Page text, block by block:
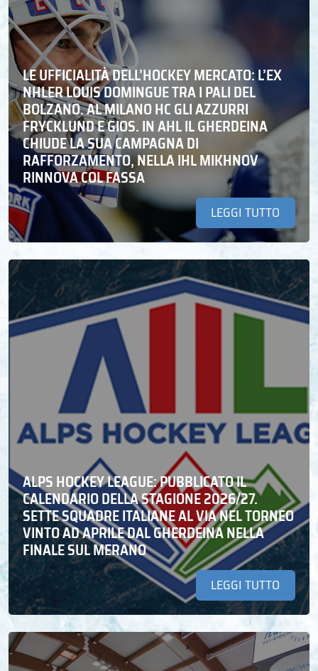
LE UFFICIALITÀ DELL’HOCKEY MERCATO: L’EX
NHLER LOUIS DOMINGUE TRA I PALI DEL
BOLZANO. AL MILANO HC GLI AZZURRI
FRYCKLUND E GIOS. IN AHL IL GHERDEINA
CHIUDE LA SUA CAMPAGNA DI
RAFFORZAMENTO, NELLA IHL MIKHNOV
RINNOVA COL FASSA
LEGGI TUTTO
ALPS HOCKEY LEAGUE: PUBBLICATO IL
CALENDARIO DELLA STAGIONE 2026/27.
SETTE SQUADRE ITALIANE AL VIA NEL TORNEO
VINTO AD APRILE DAL GHERDEINA NELLA
FINALE SUL MERANO
LEGGI TUTTO